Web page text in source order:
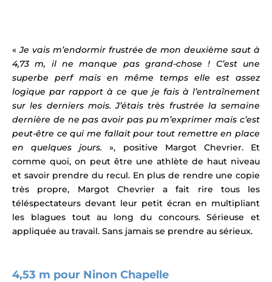
«Je vais m’endormir frustrée de mon deuxième saut à
4,73 m, il ne manque pas grand-chose ! C’est une
superbe perf mais en même temps elle est assez
logique par rapport à ce que je fais à l’entraînement
sur les derniers mois. J’étais très frustrée la semaine
dernière de ne pas avoir pas pu m’exprimer mais c’est
peut-être ce qui me fallait pour tout remettre en place
en quelques jours. », positive Margot Chevrier. Et
comme quoi, on peut être une athlète de haut niveau
et savoir prendre du recul. En plus de rendre une copie
très propre, Margot Chevrier a fait rire tous les
téléspectateurs devant leur petit écran en multipliant
les blagues tout au long du concours. Sérieuse et
appliquée au travail. Sans jamais se prendre au sérieux.
4,53 m pour Ninon Chapelle